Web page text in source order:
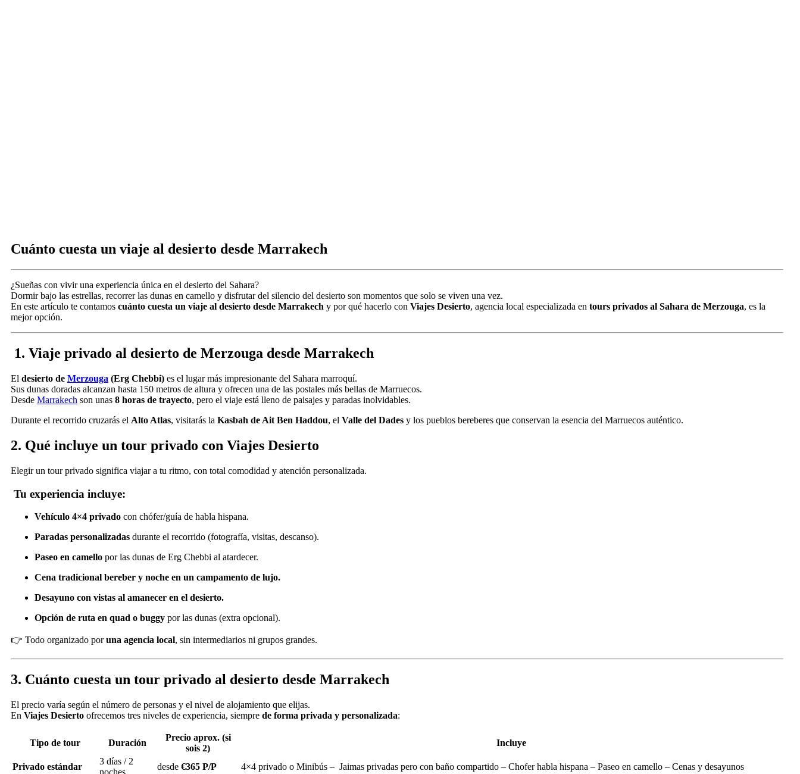
Cuánto cuesta un viaje al desierto desde Marrakech
¿Sueñas con vivir una experiencia única en el desierto del Sahara?
Dormir bajo las estrellas, recorrer las dunas en camello y disfrutar del silencio del desierto son momentos que solo se viven una vez.
En este artículo te contamos cuánto cuesta un viaje al desierto desde Marrakech y por qué hacerlo con Viajes Desierto, agencia local especializada en tours privados al Sahara de Merzouga, es la
mejor opción.
1. Viaje privado al desierto de Merzouga desde Marrakech
El desierto de Merzouga (Erg Chebbi) es el lugar más impresionante del Sahara marroquí.
Sus dunas doradas alcanzan hasta 150 metros de altura y ofrecen una de las postales más bellas de Marruecos.
Desde Marrakech son unas 8 horas de trayecto, pero el viaje está lleno de paisajes y paradas inolvidables.
Durante el recorrido cruzarás el Alto Atlas, visitarás la Kasbah de Ait Ben Haddou, el Valle del Dades y los pueblos bereberes que conservan la esencia del Marruecos auténtico.
2. Qué incluye un tour privado con Viajes Desierto
Elegir un tour privado significa viajar a tu ritmo, con total comodidad y atención personalizada.
Tu experiencia incluye:
Vehículo 4×4 privado con chófer/guía de habla hispana.
Paradas personalizadas durante el recorrido (fotografía, visitas, descanso).
Paseo en camello por las dunas de Erg Chebbi al atardecer.
Cena tradicional bereber y noche en un campamento de lujo.
Desayuno con vistas al amanecer en el desierto.
Opción de ruta en quad o buggy por las dunas (extra opcional).
👉 Todo organizado poruna agencia local, sin intermediarios ni grupos grandes.
3. Cuánto cuesta un tour privado al desierto desde Marrakech
El precio varía según el número de personas y el nivel de alojamiento que elijas.
En Viajes Desierto ofrecemos tres niveles de experiencia, siempre de forma privada y personalizada:
Tipo de tour Duración
Precio aprox. (si
sois 2)
Incluye
Privado estándar
3 días / 2
noches
desde €365 P/P 4×4 privado o Minibús – Jaimas privadas pero con baño compartido – Chofer habla hispana – Paseo en camello – Cenas y desayunos